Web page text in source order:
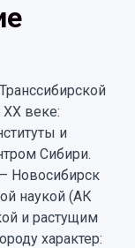
веке:
и
Сибири.
Новосибирск
наукой (АК
и растущим
характер: